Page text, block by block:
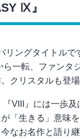
Ⅸ』
リングタイトルで
ら一転、ファンタ
クリスタルも登場
VIII』には一歩
「生きる」意味
なお名作と語り継